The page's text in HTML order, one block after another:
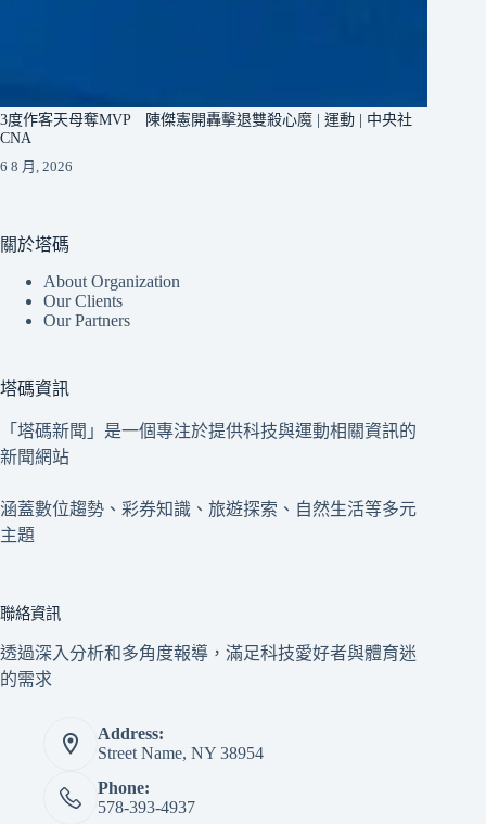
3度作客天母奪MVP 陳傑憲開轟擊退雙殺心魔 | 運動 | 中央社
CNA
6 8 月, 2026
關於塔碼
About Organization
Our Clients
Our Partners
塔碼資訊
「塔碼新聞」是一個專注於提供科技與運動相關資訊的
新聞網站
涵蓋數位趨勢、彩券知識、旅遊探索、自然生活等多元
主題
聯絡資訊
透過深入分析和多角度報導，滿足科技愛好者與體育迷
的需求
Address:
Street Name, NY 38954
Phone:
578-393-4937